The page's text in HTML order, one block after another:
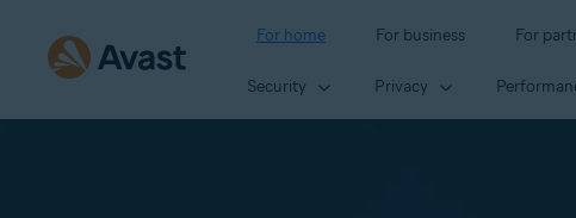
For home For business For
Security Privacy